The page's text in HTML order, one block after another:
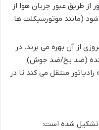
از طریق عبور جریان هوا از
(مانند موتورسیکلت ها
از آن بهره می برند. در
(ضد یخ/ضد جوش)
منتقل می کند تا در
تشکیل شده است: